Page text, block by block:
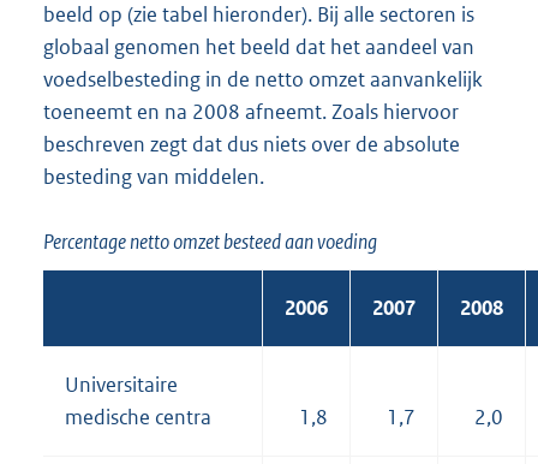
beeld op (zie tabel hieronder). Bij alle sectoren is
globaal genomen het beeld dat het aandeel van
voedselbesteding in de netto omzet aanvankelijk
toeneemt en na 2008 afneemt. Zoals hiervoor
beschreven zegt dat dus niets over de absolute
besteding van middelen.
Percentage netto omzet besteed aan voeding
2006 2007 2008
Universitaire
medische centra
1,8 1,7 2,0